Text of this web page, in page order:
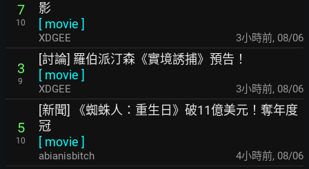
7
10
影
[ movie ]
XDGEE 3小時前, 08/06
3
9
[討論] 羅伯派汀森《實境誘捕》預告！
[ movie ]
XDGEE 3小時前, 08/06
5
10
[新聞] 《蜘蛛人：重生日》破11億美元！奪年度
冠
[ movie ]
abianisbitch 4小時前, 08/06